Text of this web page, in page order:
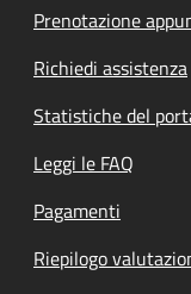
Prenotazione
Richiedi assistenza
Statistiche del
Leggi le FAQ
Pagamenti
Riepilogo